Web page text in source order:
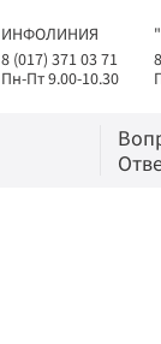
ИНФОЛИНИЯ
8 (017) 371 03 71
Пн-Пт 9.00-10.30